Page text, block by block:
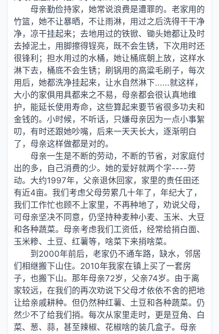
母亲勤俭持家，她常说浪费是遭罪的。老家用的
竹篮，她不让暴晒，不让雨淋，用过之后洗得干干净
净，凉干挂起来；去地用过的铁锨、锄头她都让及时
去掉泥土，用脚擦得锃亮，既不会生锈，下次用时还
很锋利；担水用过的水桶，她让桶底朝上放，这样水
淋下去，桶底不会生锈；刷锅用的高粱毛刷子，每次
用后，她都洗净挂起来，让水自然淋下......就这样，
大小的家俱用具都来之不易，母亲都会很认真地维
护，能延长使用寿命，这些算起来要节省很多功夫和
金钱的。小时候，不听话，只嫌母亲因为一点小事絮
叨，有时还跟她吵嘴，后来一天天长大，逐渐明白
了，母亲这样做都是对的。
母亲一生是不断的劳动，不断的节省，对家庭付
出的多，自己消费的少。她的爱好就两个字----劳
动。大约1997年，父亲退休回家，家里的责任田还
有近4亩。我们考虑父母劳累几十年了，年纪大了，
我们工作忙也顾不上家里，不再种地了，劝说父母，
可母亲坚决不同意，仍坚持种麦种小麦、玉米、大豆
和各种蔬菜。母亲考虑我们工资低，经常给捎白面、
玉米糁、土豆、红薯等，啥菜下来捎啥菜。
到2000年前后，老家仍不通车路，缺水，邻居
们相继搬下山住。2010年我家在镇上买了一套房
子，也搬下山。那年母亲72岁，父亲74岁。由于离
家较远，在我们的再次劝说下父母才依依不舍的把地
让给亲戚耕种。但仍然种红薯、土豆和各种蔬菜。仍
然少不了给我们捎。每次从家里走时，更是豆角、白
菜、葱、蒜，甚至辣椒、花椒啥的装几盒子。母亲